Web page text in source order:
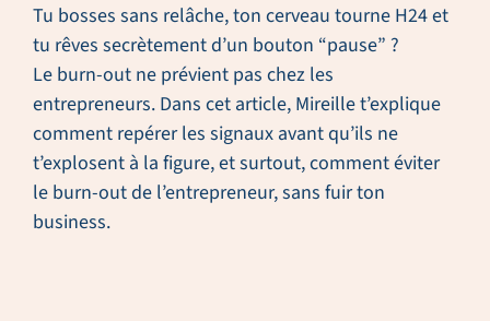
Tu bosses sans relâche, ton cerveau tourne H24 et
tu rêves secrètement d’un bouton “pause” ?
Le burn-out ne prévient pas chez les
entrepreneurs. Dans cet article, Mireille t’explique
comment repérer les signaux avant qu’ils ne
t’explosent à la figure, et surtout, comment éviter
le burn-out de l’entrepreneur, sans fuir ton
business.